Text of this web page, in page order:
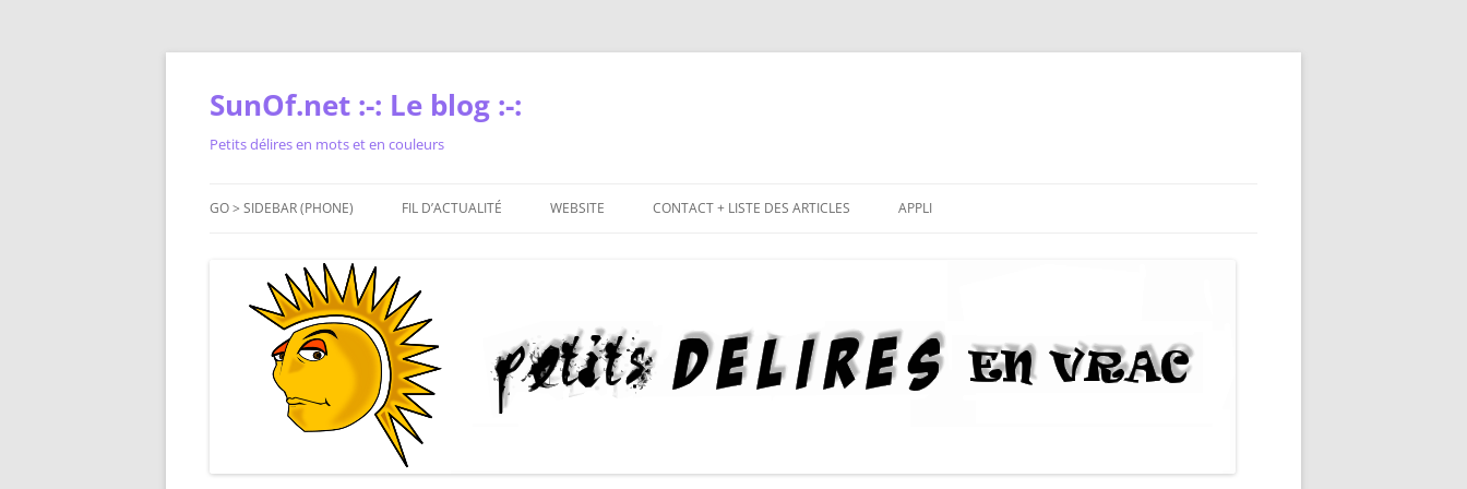
Skip
SunOf.net :-: Le blog :-:
Petits délires en mots et en couleurs
GO > SIDEBAR (PHONE) FIL D’ACTUALITÉ WEBSITE CONTACT + LISTE DES ARTICLES APPLI